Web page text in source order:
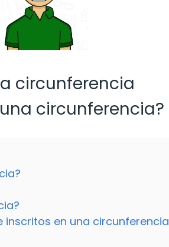
circunferencia
circunferencia?
inscritos en una circunferencia